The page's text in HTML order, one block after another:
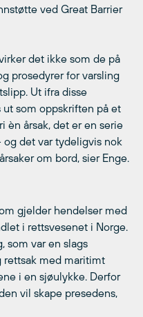
ved Great Barrier
det ikke som de på
prosedyrer for varsling
Ut ifra disse
ut som oppskriften på et
èn årsak, det er en serie
det var tydeligvis nok
om bord, sier Enge.
gjelder hendelser med
i rettsvesenet i Norge.
som var en slags
rettsak med maritimt
i en sjøulykke. Derfor
vil skape presedens,